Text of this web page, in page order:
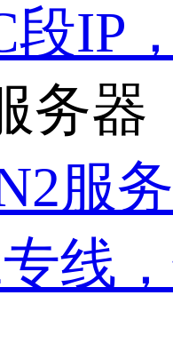
段IP
务器
服
线